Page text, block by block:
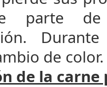
parte
de color.
de la carne